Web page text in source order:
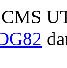
CMS